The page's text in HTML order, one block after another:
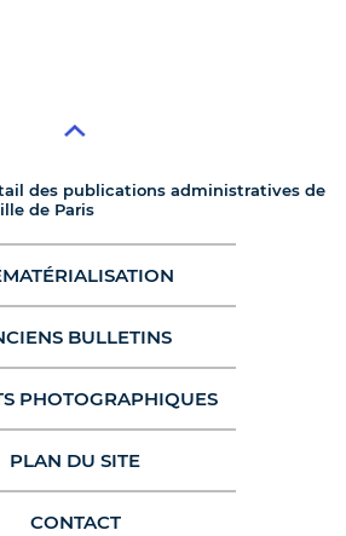
des publications administratives de
de Paris
BULLETINS
PHOTOGRAPHIQUES
PLAN DU SITE
CONTACT